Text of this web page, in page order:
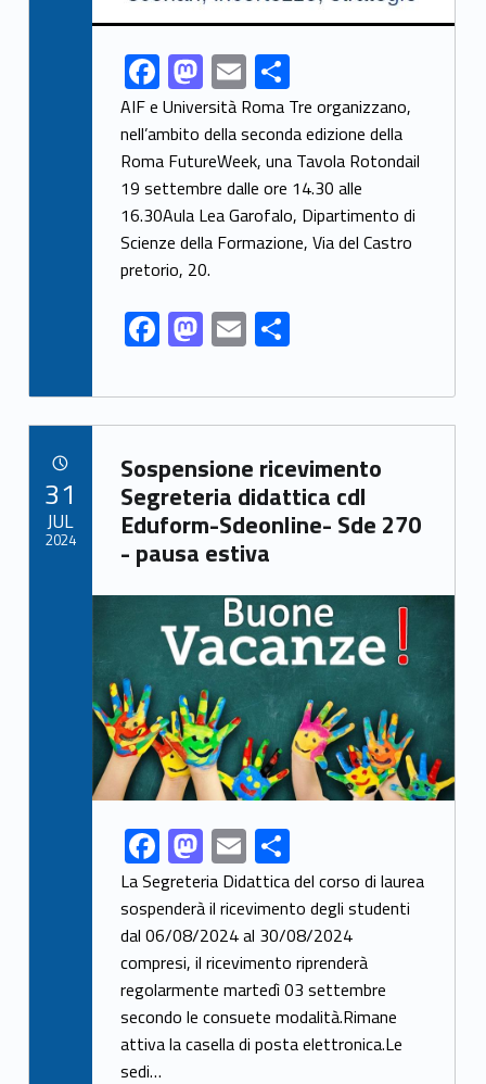
Link identifier share facebook archive #share-link-archive-57448F
ac
e
b
o
o
k
M
as
to
d
o
n
E
m
ai
l
S
h
ar
e
AIF e Università Roma Tre organizzano,
nell’ambito della seconda edizione della
Roma FutureWeek, una Tavola Rotondail
19 settembre dalle ore 14.30 alle
16.30Aula Lea Garofalo, Dipartimento di
Scienze della Formazione, Via del Castro
pretorio, 20.
F
ac
e
b
o
o
k
M
as
to
d
o
n
E
m
ai
l
S
h
ar
e
Link identifier archive #link-archive-83311
Sospensione ricevimento
Segreteria didattica cdl
Eduform-Sdeonline- Sde 270
- pausa estiva
Link identifier archive #link-archive-thumb-soap-38743
Link identifier share facebook archive #share-link-archive-19336F
ac
e
b
o
o
k
M
as
to
d
o
n
E
m
ai
l
S
h
ar
e
La Segreteria Didattica del corso di laurea
sospenderà il ricevimento degli studenti
dal 06/08/2024 al 30/08/2024
compresi, il ricevimento riprenderà
regolarmente martedì 03 settembre
secondo le consuete modalità.Rimane
attiva la casella di posta elettronica.Le
sedi…
31
JUL
2024